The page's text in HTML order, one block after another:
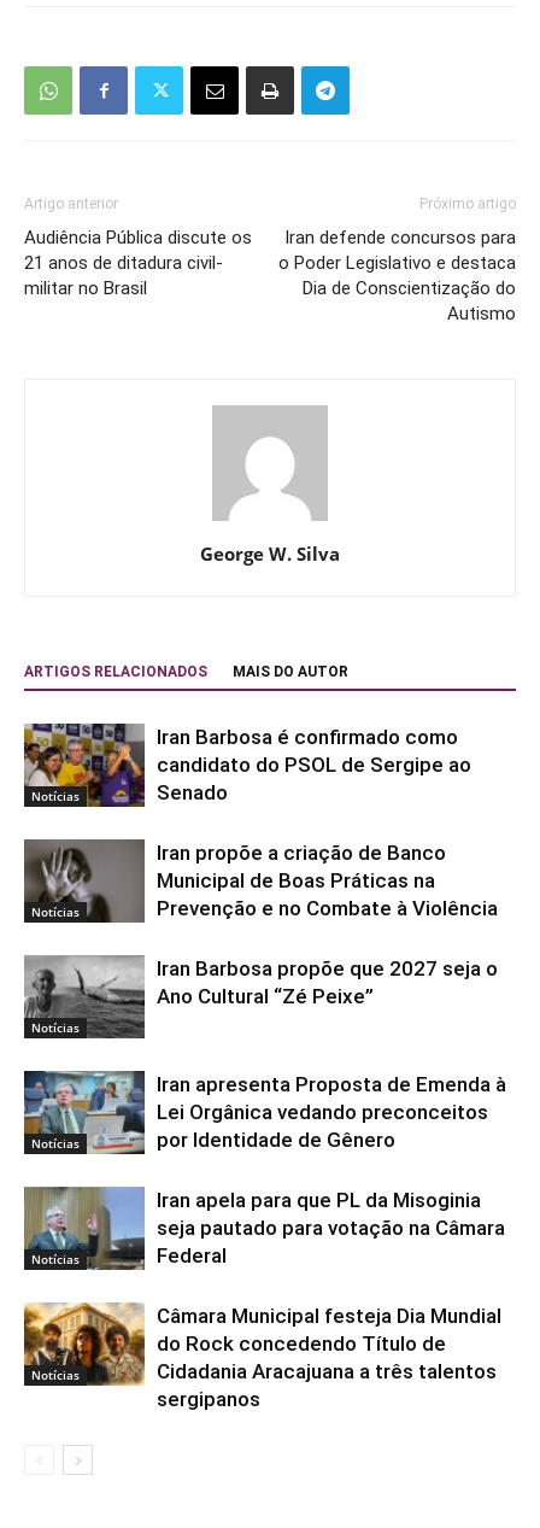
Artigo anterior
Audiência Pública discute os
21 anos de ditadura civil-
militar no Brasil
Próximo artigo
Iran defende concursos para
o Poder Legislativo e destaca
Dia de Conscientização do
Autismo
George W. Silva
ARTIGOS RELACIONADOS MAIS DO AUTOR
Notícias
Iran Barbosa é confirmado como
candidato do PSOL de Sergipe ao
Senado
Notícias
Iran propõe a criação de Banco
Municipal de Boas Práticas na
Prevenção e no Combate à Violência
Notícias
Iran Barbosa propõe que 2027 seja o
Ano Cultural “Zé Peixe”
Notícias
Iran apresenta Proposta de Emenda à
Lei Orgânica vedando preconceitos
por Identidade de Gênero
Notícias
Iran apela para que PL da Misoginia
seja pautado para votação na Câmara
Federal
Notícias
Câmara Municipal festeja Dia Mundial
do Rock concedendo Título de
Cidadania Aracajuana a três talentos
sergipanos